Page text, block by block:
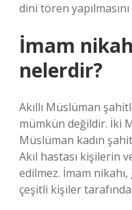
dini tören
İmam
nelerdir?
Akıllı Müslüman
mümkün değildir. İki
Müslüman kadın
Akıl hastası kişilerin
edilmez. İmam
çeşitli kişiler